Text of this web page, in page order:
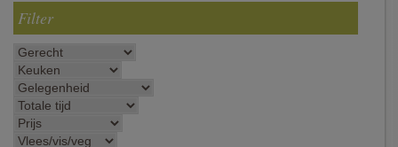
Filter